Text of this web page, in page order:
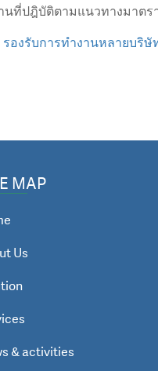
ปฎิบัติตามแนวทางมาตราฐ
รองรับการทำงานหลายบริ
MAP
Us
& activities